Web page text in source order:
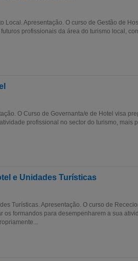
Local. Apresentação. O curso de Gestão de
profissionais da área do turismo local,
O Curso de Governanta/e de Hotel visa
profissional no sector do turismo, mais
e Unidades Turísticas
Turísticas. Apresentação. O curso de
os formandos para desempenharem a sua